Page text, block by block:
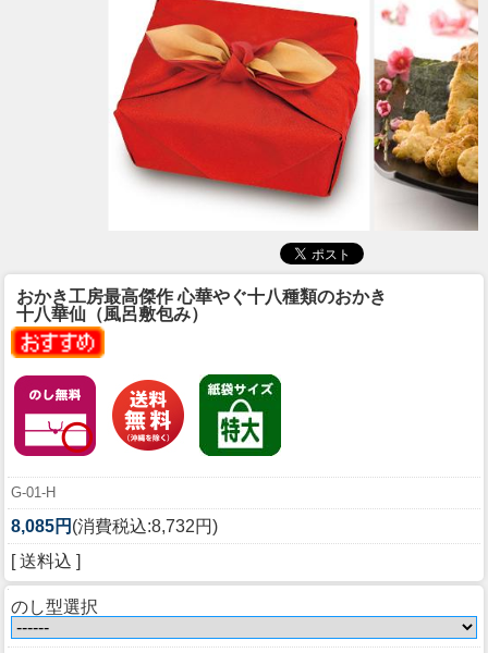
おかき工房最高傑作 心華やぐ十八種類のおかき
十八華仙（風呂敷包み）
G-01-H
8,085円 (消費税込:8,732円)
[ 送料込 ]
のし型選択